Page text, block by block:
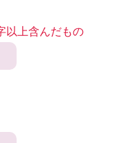
以上含んだもの